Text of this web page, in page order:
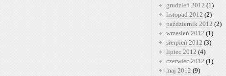
grudzień 2012 (1)
listopad 2012 (2)
październik 2012 (2)
wrzesień 2012 (1)
sierpień 2012 (3)
lipiec 2012 (4)
czerwiec 2012 (1)
maj 2012 (9)